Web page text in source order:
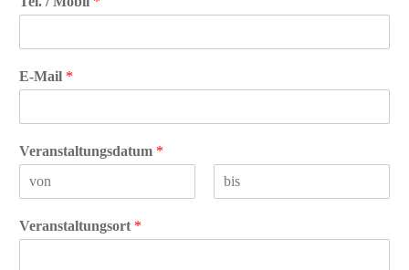
E-Mail *
Veranstaltungsdatum *
o
Veranstaltungsort *